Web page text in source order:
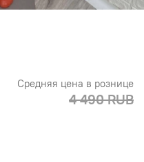
Средняя цена в рознице
4 490 RUB